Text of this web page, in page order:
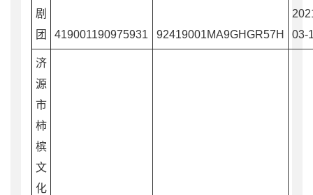
剧
团
419001190975931 92419001MA9GHGR57H
03-
济
源
市
柿
槟
文
化